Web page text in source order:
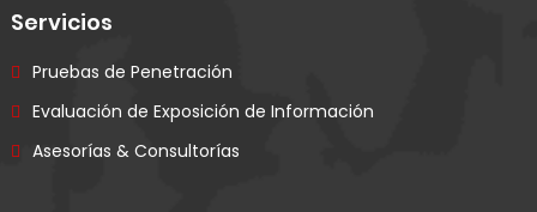
Servicios
Pruebas de Penetración
Evaluación de Exposición de Información
Asesorías & Consultorías